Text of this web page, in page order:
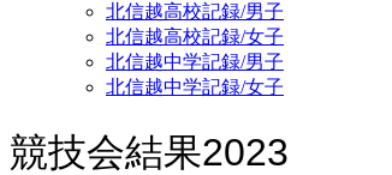
北信越高校記録/男子
北信越高校記録/女子
北信越中学記録/男子
北信越中学記録/女子
競技会結果2023